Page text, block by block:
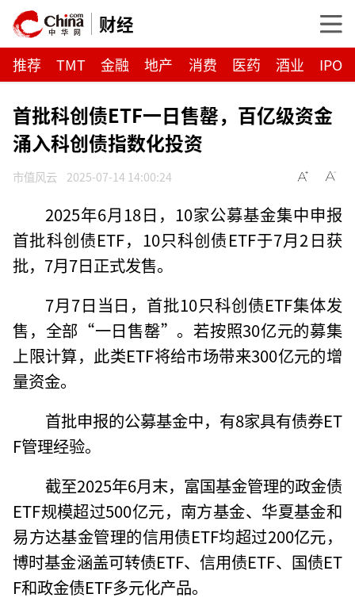
财经
推荐 TMT 金融 地产 消费 医药 酒业 IPO
首批科创债ETF一日售罄，百亿级资金
涌入科创债指数化投资
市值风云 2025-07-14 14:00:24
2025年6月18日，10家公募基金集中申报
首批科创债ETF，10只科创债ETF于7月2日获
批，7月7日正式发售。
7月7日当日，首批10只科创债ETF集体发
售，全部“一日售罄”。若按照30亿元的募集
上限计算，此类ETF将给市场带来300亿元的增
量资金。
首批申报的公募基金中，有8家具有债券ET
F管理经验。
截至2025年6月末，富国基金管理的政金债
ETF规模超过500亿元，南方基金、华夏基金和
易方达基金管理的信用债ETF均超过200亿元，
博时基金涵盖可转债ETF、信用债ETF、国债ET
F和政金债ETF多元化产品。